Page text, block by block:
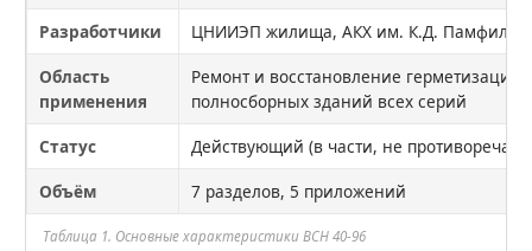
Таблица 1. Основные характеристики ВСН 40-96
Разработчики
ЦНИИЭП жилища, АКХ им. К.Д.
Область
применения
Ремонт и восстановление герметизации
полносборных зданий всех серий
Статус
Действующий (в части, не
Объём
7 разделов, 5 приложений